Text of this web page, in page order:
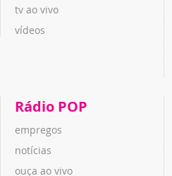
tv ao vivo
vídeos
Rádio POP
empregos
notícias
ouça ao vivo